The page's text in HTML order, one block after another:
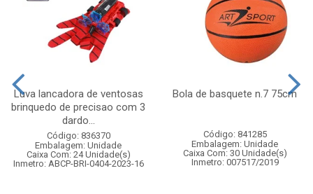
Luva lancadora de ventosas
brinquedo de precisao com 3
dardo...
Código: 836370
Embalagem: Unidade
Caixa Com: 24 Unidade(s)
Inmetro: ABCP-BRI-0404-2023-16
Bola de basquete n.7 75cm
Código: 841285
Embalagem: Unidade
Caixa Com: 30 Unidade(s)
Inmetro: 007517/2019